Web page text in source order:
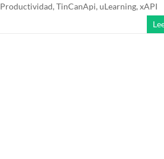
Productividad, TinCanApi, uLearning, xAPI